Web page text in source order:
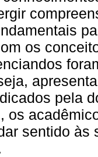
os
pela
os
sentido às